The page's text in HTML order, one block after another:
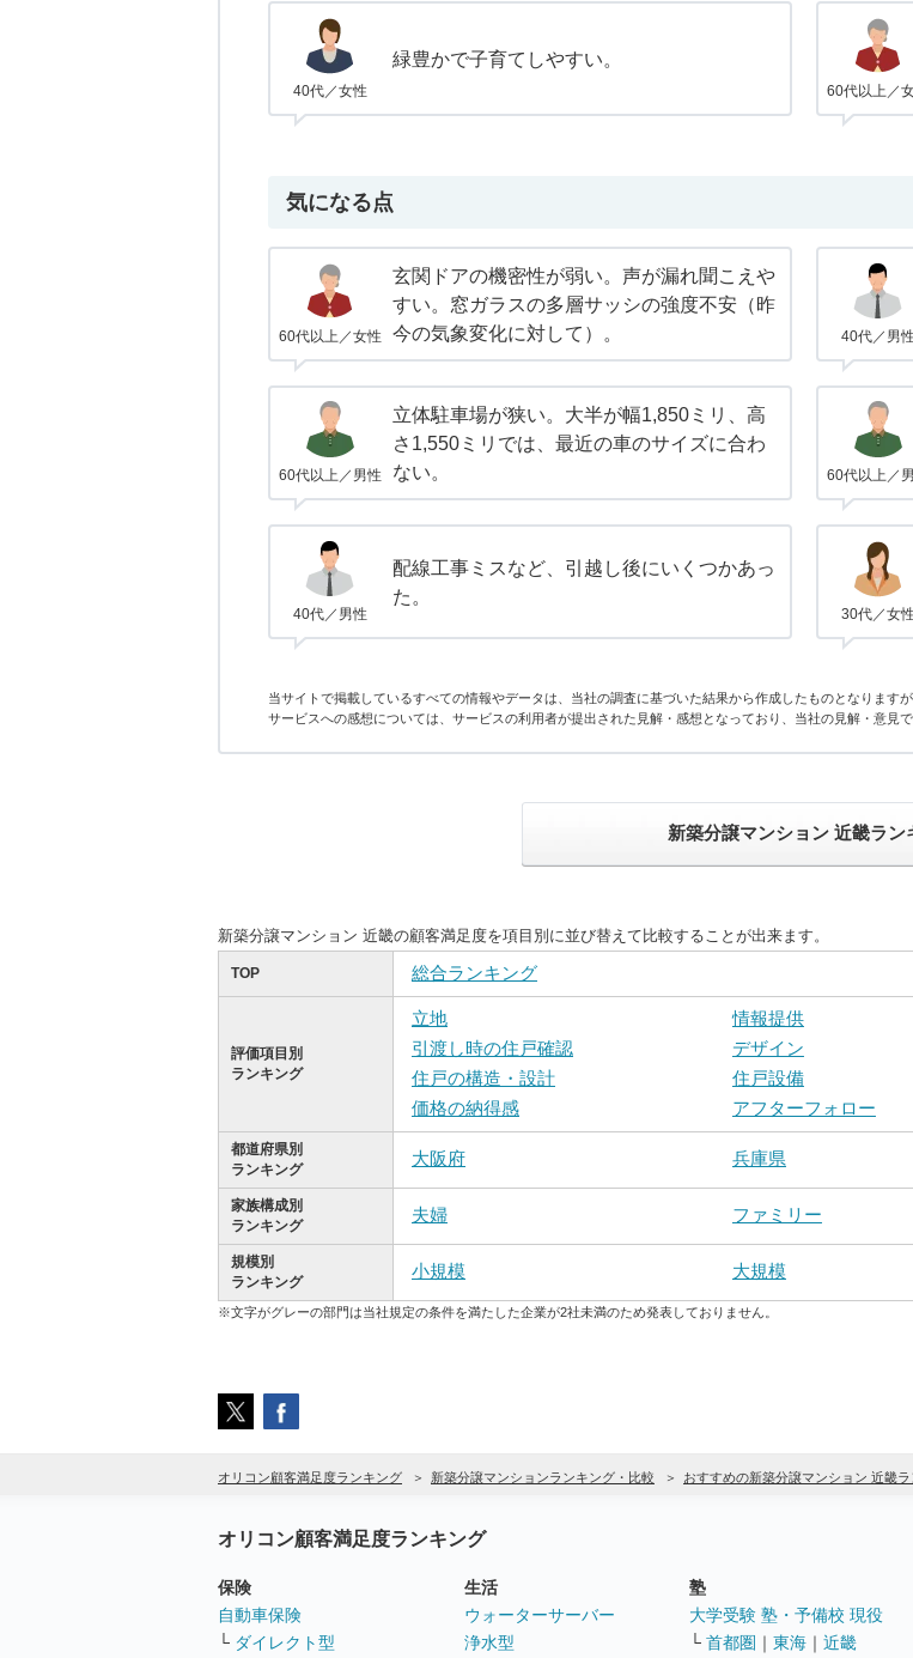
40代／女性
緑豊かで子育てしやすい。
60代以上／
気になる点
60代以上／女性
玄関ドアの機密性が弱い。声が漏れ聞こえや
すい。窓ガラスの多層サッシの強度不安（昨
今の気象変化に対して）。
40代／男性
60代以上／男性
立体駐車場が狭い。大半が幅1,850ミリ、高
さ1,550ミリでは、最近の車のサイズに合わ
ない。
60代以上／
40代／男性
配線工事ミスなど、引越し後にいくつかあっ
た。
30代／女性
当サイトで掲載しているすべての情報やデータは、当社の調査に基づいた結果から作成したものとなりますが
サービスへの感想については、サービスの利用者が提出された見解・感想となっており、当社の見解・意見
新築分譲マンション 近畿ラン
新築分譲マンション 近畿の顧客満足度を項目別に並び替えて比較することが出来ます。
TOP 総合ランキング
評価項目別
ランキング
立地 情報提供
引渡し時の住戸確認
デザイン
住戸の構造・設計
住戸設備
価格の納得感
アフターフォロー
都道府県別
ランキング
大阪府 兵庫県
家族構成別
ランキング
夫婦 ファミリー
規模別
ランキング
小規模 大規模
※文字がグレーの部門は当社規定の条件を満たした企業が2社未満のため発表しておりません。
オリコン顧客満足度ランキング 新築分譲マンションランキング・比較 おすすめの新築分譲マンション 近畿
オリコン顧客満足度ランキング
保険
自動車保険
└ ダイレクト型
生活
ウォーターサーバー
浄水型
塾
大学受験 塾・予備校 現役
└ 首都圏 ｜ 東海 ｜ 近畿